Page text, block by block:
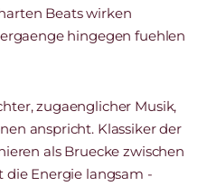
Beats wirken
hingegen fuehlen
zugaenglicher Musik,
anspricht. Klassiker der
als Bruecke zwischen
die Energie langsam -